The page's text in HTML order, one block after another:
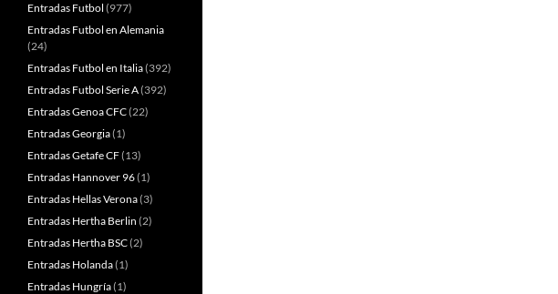
Entradas Futbol (977)
Entradas Futbol en Alemania
(24)
Entradas Futbol en Italia(392)
Entradas Futbol Serie A(392)
Entradas Genoa CFC(22)
Entradas Georgia(1)
Entradas Getafe CF(13)
Entradas Hannover 96(1)
Entradas Hellas Verona(3)
Entradas Hertha Berlin (2)
Entradas Hertha BSC(2)
Entradas Holanda(1)
Entradas Hungría(1)